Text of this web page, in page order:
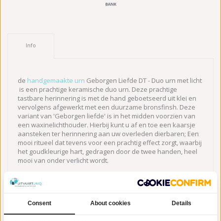
Info
de handgemaakte urn Geborgen Liefde DT - Duo urn met licht
is een prachtige keramische duo urn. Deze prachtige
tastbare herinnering is met de hand geboetseerd uit klei en
vervolgens afgewerkt met een duurzame bronsfinsh. Deze
variant van 'Geborgen liefde' is in het midden voorzien van
een waxinelichthouder. Hierbij kunt u af en toe een kaarsje
aansteken ter herinnering aan uw overleden dierbaren; Een
mooi ritueel dat tevens voor een prachtig effect zorgt, waarbij
het goudkleurige hart, gedragen door de twee handen, heel
mooi van onder verlicht wordt.
De twee handen die samen komen en ook samen een hart
dragen is een prachtig symbool dat staat voor eeuwige liefde,
waarmee twee dierbaren na de dood weer samen kunnen
zijn. In deze
kunt u de as van 2 dierbaren bewaren,
zodat ze voor eeuwig aan elkaar verbonden blijven.
Consent About cookies Details